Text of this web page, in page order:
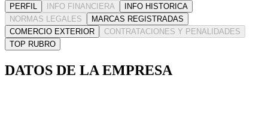
PERFIL INFO FINANCIERA
INFO HISTORICA
NORMAS LEGALES
MARCAS REGISTRADAS
COMERCIO EXTERIOR
CONTRATACIONES Y PENALIDADES
TOP RUBRO
DATOS DE LA EMPRESA